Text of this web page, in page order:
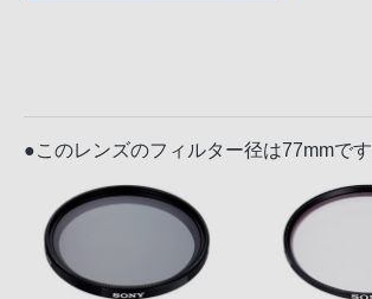
●このレンズのフィルター径は77mmです